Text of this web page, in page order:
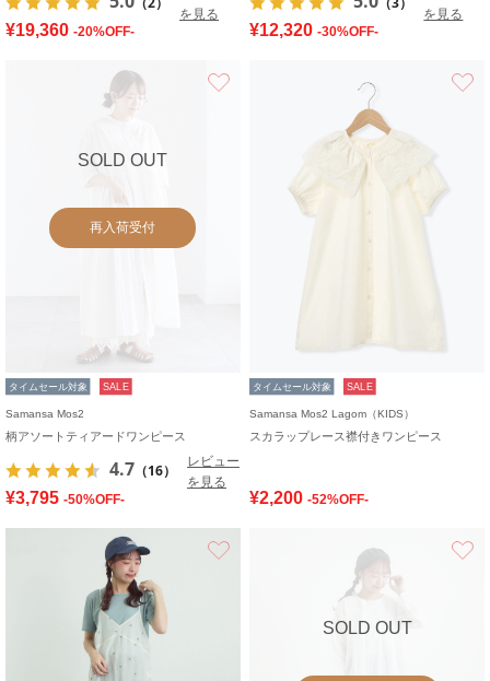
を見る
¥19,360 -20%OFF-
を見る
¥12,320 -30%OFF-
SOLD OUT
再入荷受付
タイムセール対象 SALE
Samansa Mos2
柄アソートティアードワンピース
4.7 （16）
レビュー
を見る
¥3,795 -50%OFF-
タイムセール対象 SALE
Samansa Mos2 Lagom（KIDS）
スカラップレース襟付きワンピース
¥2,200 -52%OFF-
SOLD OUT